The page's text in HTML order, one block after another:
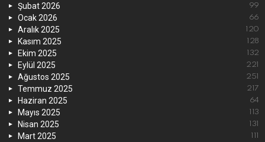
Şubat 2026 99
Ocak 2026 66
Aralık 2025 120
Kasım 2025 128
Ekim 2025 132
Eylül 2025 221
Ağustos 2025 251
Temmuz 2025 217
Haziran 2025 64
Mayıs 2025 113
Nisan 2025 131
Mart 2025 111